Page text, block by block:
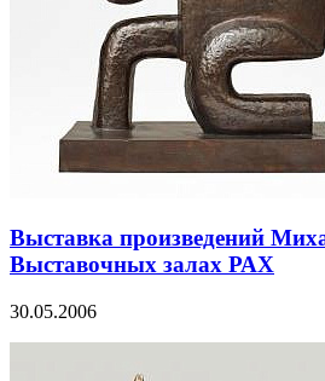
Выставка произведений
Выставочных залах РАХ
30.05.2006